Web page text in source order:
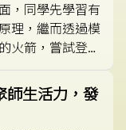
，同學先學習有
理，繼而透過模
火箭，嘗試登陸
的仼務。同學透
力，而當他們成
現格外高興。是
了他們在航天的
師生活力，發